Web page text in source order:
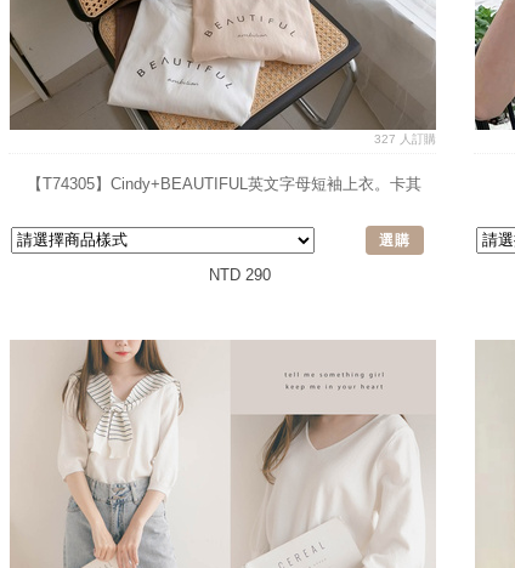
327 人訂購
【T74305】Cindy+BEAUTIFUL英文字母短袖上衣。卡其
選購
NTD 290